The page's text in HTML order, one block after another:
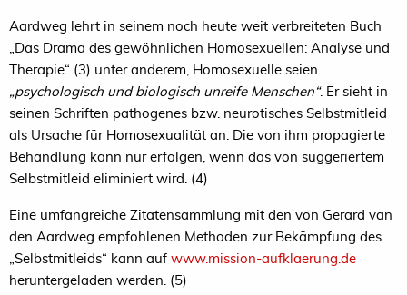
Aardweg lehrt in seinem noch heute weit verbreiteten Buch
„Das Drama des gewöhnlichen Homosexuellen: Analyse und
Therapie“ (3) unter anderem, Homosexuelle seien
„psychologisch und biologisch unreife Menschen“. Er sieht in
seinen Schriften pathogenes bzw. neurotisches Selbstmitleid
als Ursache für Homosexualität an. Die von ihm propagierte
Behandlung kann nur erfolgen, wenn das von suggeriertem
Selbstmitleid eliminiert wird. (4)
Eine umfangreiche Zitatensammlung mit den von Gerard van
den Aardweg empfohlenen Methoden zur Bekämpfung des
„Selbstmitleids“ kann auf www.mission-aufklaerung.de
heruntergeladen werden. (5)